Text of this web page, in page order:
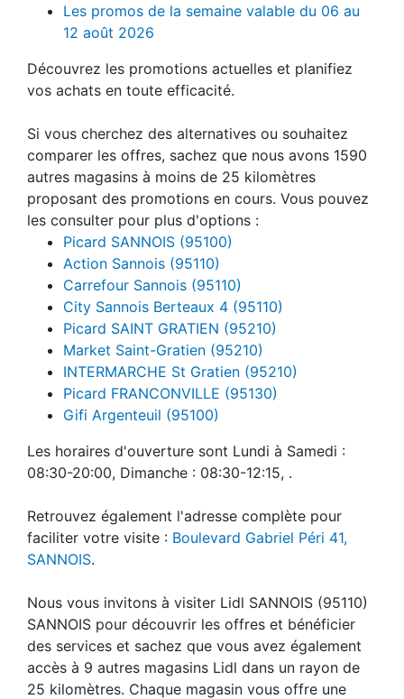
Les promos de la semaine valable du 06 au
12 août 2026
Découvrez les promotions actuelles et planifiez
vos achats en toute efficacité.
Si vous cherchez des alternatives ou souhaitez
comparer les offres, sachez que nous avons 1590
autres magasins à moins de 25 kilomètres
proposant des promotions en cours. Vous pouvez
les consulter pour plus d'options :
Picard SANNOIS (95100)
Action Sannois (95110)
Carrefour Sannois (95110)
City Sannois Berteaux 4 (95110)
Picard SAINT GRATIEN (95210)
Market Saint-Gratien (95210)
INTERMARCHE St Gratien (95210)
Picard FRANCONVILLE (95130)
Gifi Argenteuil (95100)
Les horaires d'ouverture sont Lundi à Samedi :
08:30-20:00, Dimanche : 08:30-12:15, .
Retrouvez également l'adresse complète pour
faciliter votre visite : Boulevard Gabriel Péri 41,
SANNOIS.
Nous vous invitons à visiter Lidl SANNOIS (95110)
SANNOIS pour découvrir les offres et bénéficier
des services et sachez que vous avez également
accès à 9 autres magasins Lidl dans un rayon de
25 kilomètres. Chaque magasin vous offre une